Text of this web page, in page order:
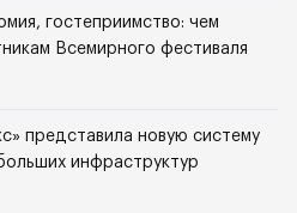
гостеприимство: чем
Всемирного фестиваля
представила новую систему
инфраструктур